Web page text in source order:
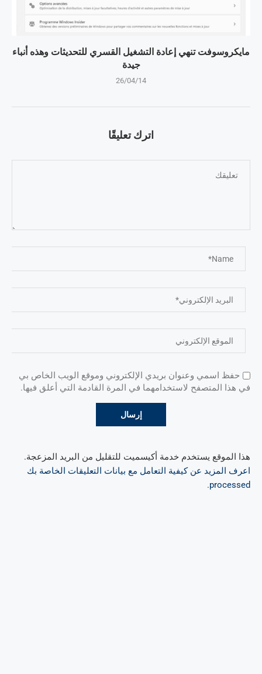
مايكروسوفت تنهي إعادة التشغيل القسري للتحديثات وهذه أنباء
جيدة
26/04/14
اترك تعليقًا
حفظ اسمي وعنوان بريدي الإلكتروني وموقع الويب الخاص بي
في هذا المتصفح لاستخدامهما في المرة القادمة التي أعلق فيها.
هذا الموقع يستخدم خدمة أكيسميت للتقليل من البريد المزعجة.
اعرف المزيد عن كيفية التعامل مع بيانات التعليقات الخاصة بك
processed
.